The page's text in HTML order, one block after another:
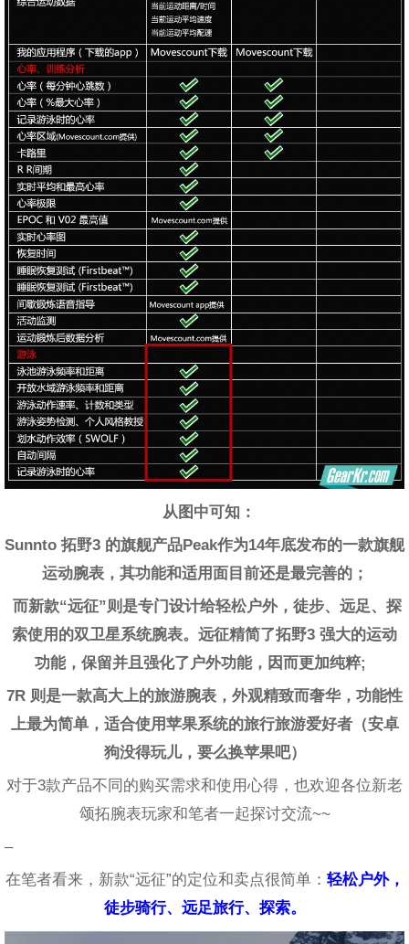
从图中可知：
Sunnto 拓野3 的旗舰产品Peak作为14年底发布的一款旗舰
运动腕表，其功能和适用面目前还是最完善的；
而新款“远征”则是专门设计给轻松户外，徒步、远足、探
索使用的双卫星系统腕表。远征精简了拓野3 强大的运动
功能，保留并且强化了户外功能，因而更加纯粹;
7R 则是一款高大上的旅游腕表，外观精致而奢华，功能性
上最为简单，适合使用苹果系统的旅行旅游爱好者（安卓
狗没得玩儿，要么换苹果吧）
对于3款产品不同的购买需求和使用心得，也欢迎各位新老
颂拓腕表玩家和笔者一起探讨交流~~
–
在笔者看来，新款“远征”的定位和卖点很简单： 轻松户外，
徒步骑行、远足旅行、探索。